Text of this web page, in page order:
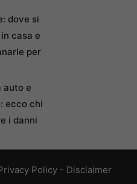
dove si
casa e
per
auto e
ecco chi
i danni
Policy - Disclaimer